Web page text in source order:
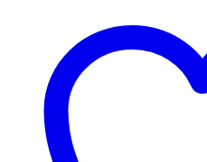
Κοντομάνικη
Ανοιχτή
Λαιμουδιά
Cotton
Λευκό
ποσότητα